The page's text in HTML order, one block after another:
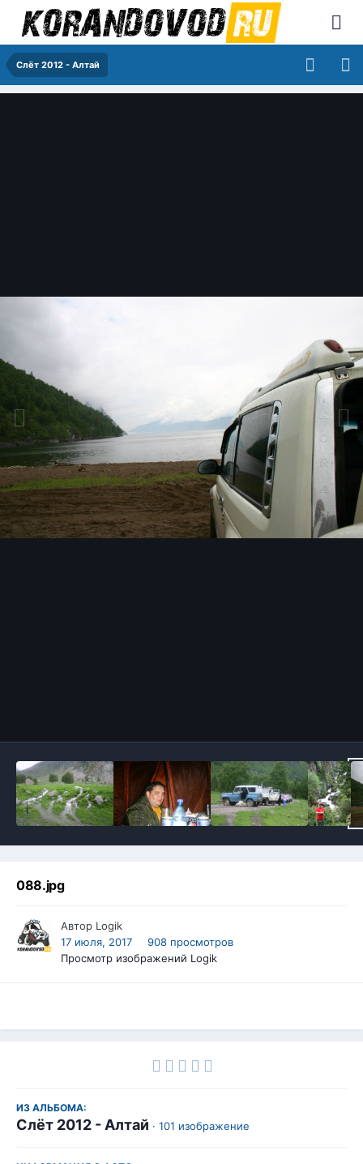
Слёт 2012 - Алтай
088.jpg
Автор Logik
17 июля, 2017
908 просмотров
Просмотр изображений Logik
ИЗ АЛЬБОМА:
Слёт 2012 - Алтай · 101 изображение